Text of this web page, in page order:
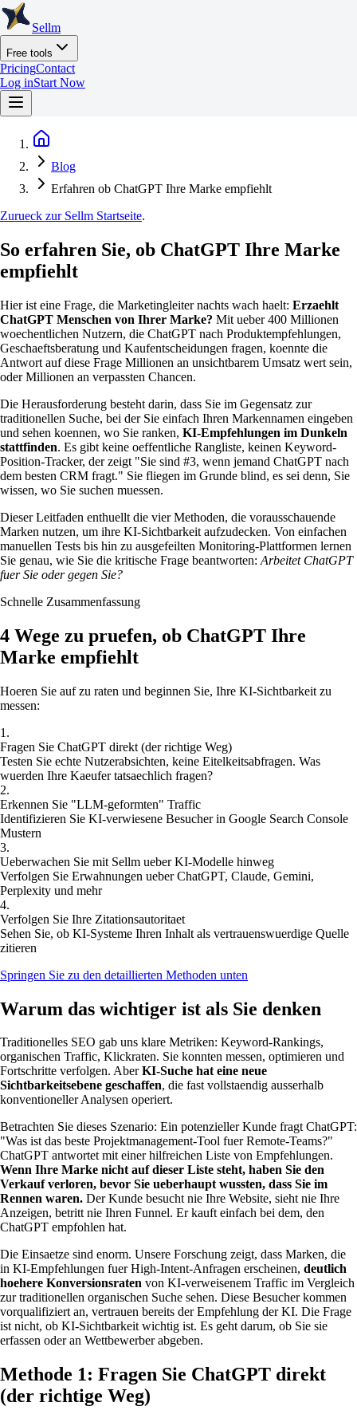
Sellm
Free tools
PricingContact
Log inStart Now
Blog
Erfahren ob ChatGPT Ihre Marke empfiehlt
Zurueck zur Sellm Startseite.
So erfahren Sie, ob ChatGPT Ihre Marke
empfiehlt
Hier ist eine Frage, die Marketingleiter nachts wach haelt: Erzaehlt
ChatGPT Menschen von Ihrer Marke? Mit ueber 400 Millionen
woechentlichen Nutzern, die ChatGPT nach Produktempfehlungen,
Geschaeftsberatung und Kaufentscheidungen fragen, koennte die
Antwort auf diese Frage Millionen an unsichtbarem Umsatz wert sein,
oder Millionen an verpassten Chancen.
Die Herausforderung besteht darin, dass Sie im Gegensatz zur
traditionellen Suche, bei der Sie einfach Ihren Markennamen eingeben
und sehen koennen, wo Sie ranken, KI-Empfehlungen im Dunkeln
stattfinden. Es gibt keine oeffentliche Rangliste, keinen Keyword-
Position-Tracker, der zeigt "Sie sind #3, wenn jemand ChatGPT nach
dem besten CRM fragt." Sie fliegen im Grunde blind, es sei denn, Sie
wissen, wo Sie suchen muessen.
Dieser Leitfaden enthuellt die vier Methoden, die vorausschauende
Marken nutzen, um ihre KI-Sichtbarkeit aufzudecken. Von einfachen
manuellen Tests bis hin zu ausgefeilten Monitoring-Plattformen lernen
Sie genau, wie Sie die kritische Frage beantworten: Arbeitet ChatGPT
fuer Sie oder gegen Sie?
Schnelle Zusammenfassung
4 Wege zu pruefen, ob ChatGPT Ihre
Marke empfiehlt
Hoeren Sie auf zu raten und beginnen Sie, Ihre KI-Sichtbarkeit zu
messen:
1.
Fragen Sie ChatGPT direkt (der richtige Weg)
Testen Sie echte Nutzerabsichten, keine Eitelkeitsabfragen. Was
wuerden Ihre Kaeufer tatsaechlich fragen?
2.
Erkennen Sie "LLM-geformten" Traffic
Identifizieren Sie KI-verwiesene Besucher in Google Search Console
Mustern
3.
Ueberwachen Sie mit Sellm ueber KI-Modelle hinweg
Verfolgen Sie Erwahnungen ueber ChatGPT, Claude, Gemini,
Perplexity und mehr
4.
Verfolgen Sie Ihre Zitationsautoritaet
Sehen Sie, ob KI-Systeme Ihren Inhalt als vertrauenswuerdige Quelle
zitieren
Springen Sie zu den detaillierten Methoden unten
Warum das wichtiger ist als Sie denken
Traditionelles SEO gab uns klare Metriken: Keyword-Rankings,
organischen Traffic, Klickraten. Sie konnten messen, optimieren und
Fortschritte verfolgen. AberKI-Suche hat eine neue
Sichtbarkeitsebene geschaffen, die fast vollstaendig ausserhalb
konventioneller Analysen operiert.
Betrachten Sie dieses Szenario: Ein potenzieller Kunde fragt ChatGPT:
"Was ist das beste Projektmanagement-Tool fuer Remote-Teams?"
ChatGPT antwortet mit einer hilfreichen Liste von Empfehlungen.
Wenn Ihre Marke nicht auf dieser Liste steht, haben Sie den
Verkauf verloren, bevor Sie ueberhaupt wussten, dass Sie im
Rennen waren. Der Kunde besucht nie Ihre Website, sieht nie Ihre
Anzeigen, betritt nie Ihren Funnel. Er kauft einfach bei dem, den
ChatGPT empfohlen hat.
Die Einsaetze sind enorm. Unsere Forschung zeigt, dass Marken, die
in KI-Empfehlungen fuer High-Intent-Anfragen erscheinen, deutlich
hoehere Konversionsraten von KI-verweisenem Traffic im Vergleich
zur traditionellen organischen Suche sehen. Diese Besucher kommen
vorqualifiziert an, vertrauen bereits der Empfehlung der KI. Die Frage
ist nicht, ob KI-Sichtbarkeit wichtig ist. Es geht darum, ob Sie sie
erfassen oder an Wettbewerber abgeben.
Methode 1: Fragen Sie ChatGPT direkt
(der richtige Weg)